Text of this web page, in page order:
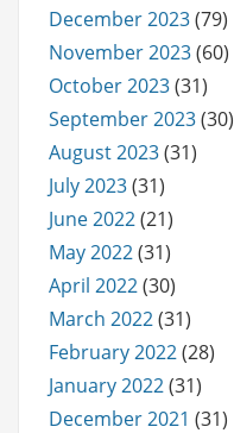
December 2023(79)
November 2023(60)
October 2023(31)
September 2023(30)
August 2023(31)
July 2023(31)
June 2022(21)
May 2022(31)
April 2022(30)
March 2022(31)
February 2022(28)
January 2022(31)
December 2021 (31)